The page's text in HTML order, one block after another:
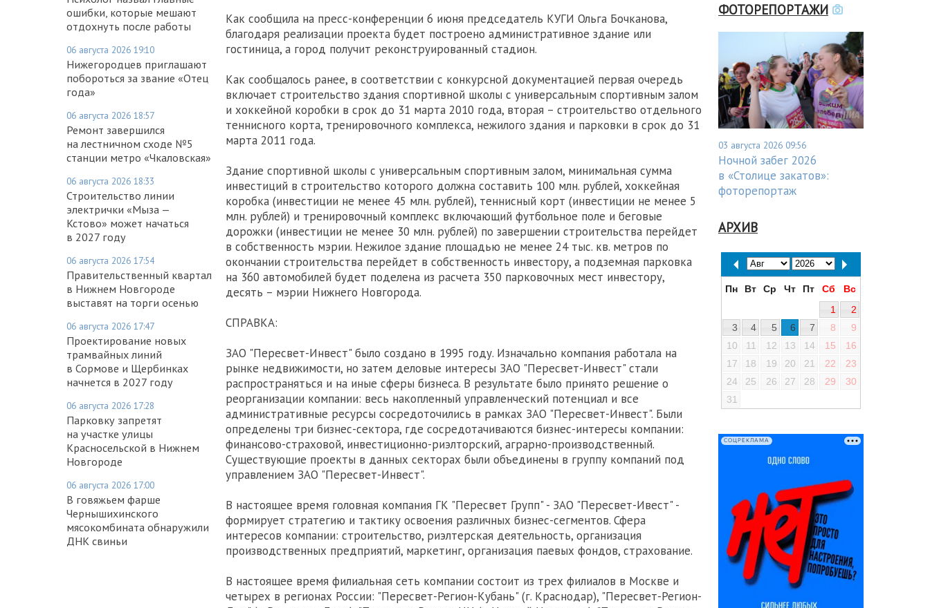
ошибки, которые мешают
отдохнуть после работы
06 августа 2026 19:10
Нижегородцев приглашают
побороться за звание «Отец
года»
06 августа 2026 18:57
Ремонт завершился
на лестничном сходе №5
станции метро «Чкаловская»
06 августа 2026 18:33
Строительство линии
электрички «Мыза —
Кстово» может начаться
в 2027 году
06 августа 2026 17:54
Правительственный квартал
в Нижнем Новгороде
выставят на торги осенью
06 августа 2026 17:47
Проектирование новых
трамвайных линий
в Сормове и Щербинках
начнется в 2027 году
06 августа 2026 17:28
Парковку запретят
на участке улицы
Красносельской в Нижнем
Новгороде
06 августа 2026 17:00
В говяжьем фарше
Чернышихинского
мясокомбината обнаружили
ДНК свиньи
Как сообщила на пресс-конференции 6 июня председатель КУГИ Ольга Бочканова,
благодаря реализации проекта будет построено административное здание или
гостиница, а город получит реконструированный стадион.
Как сообщалось ранее, в соответствии с конкурсной документацией первая очередь
включает строительство здания спортивной школы с универсальным спортивным залом
и хоккейной коробки в срок до 31 марта 2010 года, вторая – строительство отдельного
теннисного корта, тренировочного комплекса, нежилого здания и парковки в срок до 31
марта 2011 года.
Здание спортивной школы с универсальным спортивным залом, минимальная сумма
инвестиций в строительство которого должна составить 100 млн. рублей, хоккейная
коробка (инвестиции не менее 45 млн. рублей), теннисный корт (инвестиции не менее 5
млн. рублей) и тренировочный комплекс включающий футбольное поле и беговые
дорожки (инвестиции не менее 30 млн. рублей) по завершении строительства перейдет
в собственность мэрии. Нежилое здание площадью не менее 24 тыс. кв. метров по
окончании строительства перейдет в собственность инвестору, а подземная парковка
на 360 автомобилей будет поделена из расчета 350 парковочных мест инвестору,
десять – мэрии Нижнего Новгорода.
СПРАВКА:
ЗАО "Пересвет-Инвест" было создано в 1995 году. Изначально компания работала на
рынке недвижимости, но затем деловые интересы ЗАО "Пересвет-Инвест" стали
распространяться и на иные сферы бизнеса. В результате было принято решение о
реорганизации компании: весь накопленный управленческий потенциал и все
административные ресурсы сосредоточились в рамках ЗАО "Пересвет-Инвест". Были
определены три бизнес-сектора, где сосредотачиваются бизнес-интересы компании:
финансово-страховой, инвестиционно-риэлторский, аграрно-производственный.
Существующие проекты в данных секторах были объединены в группу компаний под
управлением ЗАО "Пересвет-Инвест".
В настоящее время головная компания ГК "Пересвет Групп" - ЗАО "Пересвет-Ивест" -
формирует стратегию и тактику освоения различных бизнес-сегментов. Сфера
интересов компании: строительство, риэлтерская деятельность, организация
производственных предприятий, маркетинг, организация паевых фондов, страхование.
В настоящее время филиальная сеть компании состоит из трех филиалов в Москве и
четырех в регионах России: "Пересвет-Регион-Кубань" (г. Краснодар), "Пересвет-Регион-
ФОТОРЕПОРТАЖИ
03 августа 2026 09:56
Ночной забег 2026
в «Столице закатов»:
фоторепортаж
АРХИВ
Пн Вт Ср Чт Пт Сб
Вс
1
2
3
4 5 6 7 8
9
10
11 12 13 14 15
16
17
18 19 20 21 22
23
24
25 26 27 28 29
30
31
СОЦРЕКЛАМА